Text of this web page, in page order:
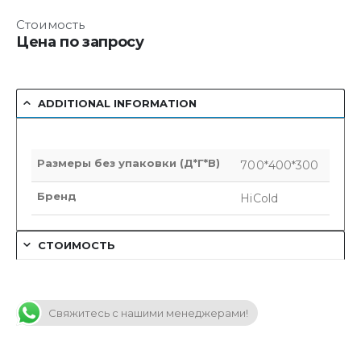
Стоимость
Цена по запросу
ADDITIONAL INFORMATION
Размеры без упаковки (Д*Г*В) 700*400*300
Бренд HiCold
СТОИМОСТЬ
Свяжитесь с нашими менеджерами!